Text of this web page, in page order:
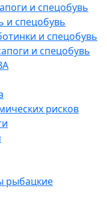
и спецобувь
и спецобувь
и спецобувь
и спецобувь
рисков
рыбацкие